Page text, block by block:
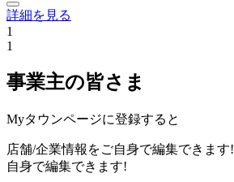
詳細を見る
1
1
事業主の皆さま
Myタウンページに登録すると
店舗/企業情報をご自身で編集できます!
自身で編集できます!